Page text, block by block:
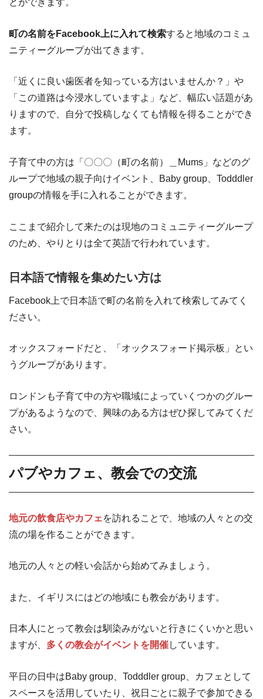
とができます。
町の名前をFacebook上に入れて検索すると地域のコミュ
ニティーグループが出てきます。
「近くに良い歯医者を知っている方はいませんか？」や
「この道路は今浸水していますよ」など、幅広い話題があ
りますので、自分で投稿しなくても情報を得ることができ
ます。
子育て中の方は「〇〇〇（町の名前）＿Mums」などのグ
ループで地域の親子向けイベント、Baby group、Todddler
groupの情報を手に入れることができます。
ここまで紹介して来たのは現地のコミュニティーグループ
のため、やりとりは全て英語で行われています。
日本語で情報を集めたい方は
Facebook上で日本語で町の名前を入れて検索してみてく
ださい。
オックスフォードだと、「オックスフォード掲示板」とい
うグループがあります。
ロンドンも子育て中の方や職域によっていくつかのグルー
プがあるようなので、興味のある方はぜひ探してみてくだ
さい。
パブやカフェ、教会での交流
地元の飲食店やカフェを訪れることで、地域の人々との交
流の場を作ることができます。
地元の人々との軽い会話から始めてみましょう。
また、イギリスにはどの地域にも教会があります。
日本人にとって教会は馴染みがないと行きにくいかと思い
ますが、 多くの教会がイベントを開催しています。
平日の日中はBaby group、Todddler group、カフェとして
スペースを活用していたり、祝日ごとに親子で参加できる